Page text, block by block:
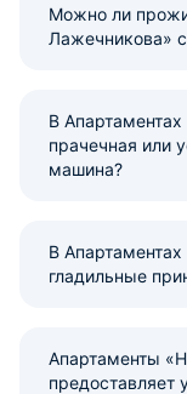
Можно ли
Лажечникова»
В
прачечная или
машина?
В
гладильные
Апартаменты
предоставляет